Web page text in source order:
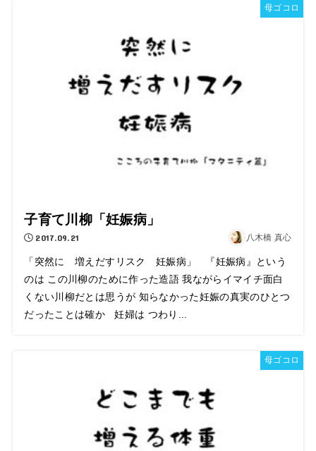
母ゴコロ
子育て川柳「妊娠病」
2017.09.21 八木橋 真心
「突然に 増えだすリスク 妊娠病」 『妊娠病』という
のは この川柳のために作った造語 我ながらイマイチ面白
くない川柳だとは思うが 知らなかった妊娠の真実のひとつ
だったことは確か 妊婦は つわり...
母ゴコロ